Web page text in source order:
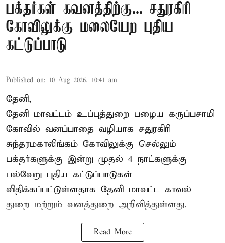
பக்தர்கள் கவனத்திற்கு... சதுரகிரி
கோவிலுக்கு மலையேற புதிய
கட்டுப்பாடு
Published on: 10 Aug 2026, 10:41 am
தேனி,
தேனி மாவட்டம் உப்புத்துறை பழைய கருப்பசாமி
கோவில் வனப்பாதை வழியாக சதுரகிரி
சுந்தரமகாலிங்கம் கோவிலுக்கு செல்லும்
பக்தர்களுக்கு இன்று முதல் 4 நாட்களுக்கு
பல்வேறு புதிய கட்டுப்பாடுகள்
விதிக்கப்பட்டுள்ளதாக தேனி மாவட்ட காவல்
துறை மற்றும் வனத்துறை அறிவித்துள்ளது.
Read More